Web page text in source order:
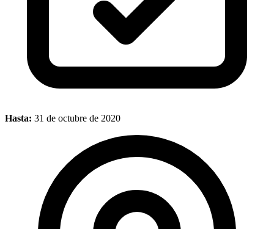
Hasta: 31 de octubre de 2020